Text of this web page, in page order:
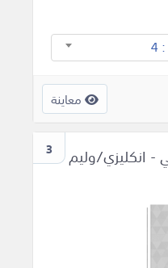
معاينة
3
- انكليزي/وليم